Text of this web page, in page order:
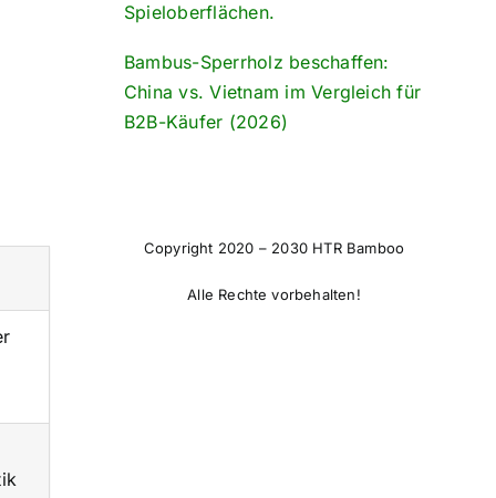
Spieloberflächen.
Bambus-Sperrholz beschaffen:
China vs. Vietnam im Vergleich für
B2B-Käufer (2026)
Copyright 2020 – 2030 HTR Bamboo
Alle Rechte vorbehalten!